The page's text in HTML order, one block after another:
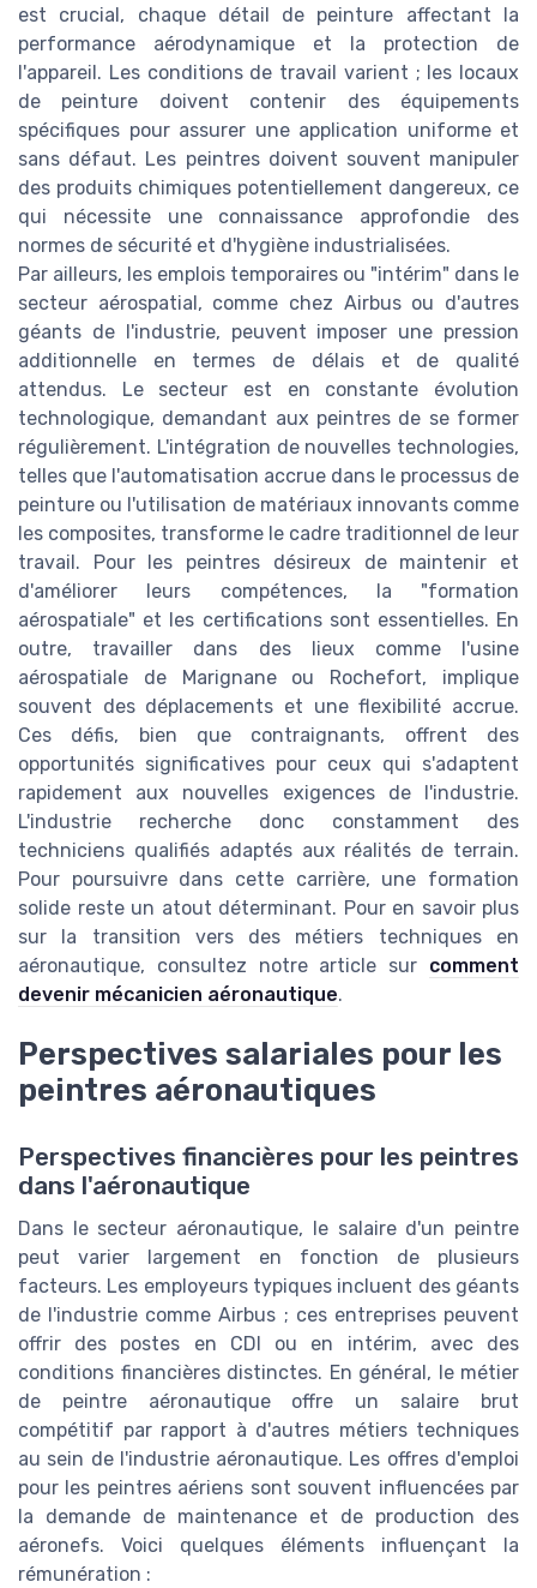
est crucial, chaque détail de peinture affectant la
performance aérodynamique et la protection de
l'appareil. Les conditions de travail varient ; les locaux
de peinture doivent contenir des équipements
spécifiques pour assurer une application uniforme et
sans défaut. Les peintres doivent souvent manipuler
des produits chimiques potentiellement dangereux, ce
qui nécessite une connaissance approfondie des
normes de sécurité et d'hygiène industrialisées.
Par ailleurs, les emplois temporaires ou "intérim" dans le
secteur aérospatial, comme chez Airbus ou d'autres
géants de l'industrie, peuvent imposer une pression
additionnelle en termes de délais et de qualité
attendus. Le secteur est en constante évolution
technologique, demandant aux peintres de se former
régulièrement. L'intégration de nouvelles technologies,
telles que l'automatisation accrue dans le processus de
peinture ou l'utilisation de matériaux innovants comme
les composites, transforme le cadre traditionnel de leur
travail. Pour les peintres désireux de maintenir et
d'améliorer leurs compétences, la "formation
aérospatiale" et les certifications sont essentielles. En
outre, travailler dans des lieux comme l'usine
aérospatiale de Marignane ou Rochefort, implique
souvent des déplacements et une flexibilité accrue.
Ces défis, bien que contraignants, offrent des
opportunités significatives pour ceux qui s'adaptent
rapidement aux nouvelles exigences de l'industrie.
L'industrie recherche donc constamment des
techniciens qualifiés adaptés aux réalités de terrain.
Pour poursuivre dans cette carrière, une formation
solide reste un atout déterminant. Pour en savoir plus
sur la transition vers des métiers techniques en
aéronautique, consultez notre article sur comment
devenir mécanicien aéronautique.
Perspectives salariales pour les
peintres aéronautiques
Perspectives financières pour les peintres
dans l'aéronautique
Dans le secteur aéronautique, le salaire d'un peintre
peut varier largement en fonction de plusieurs
facteurs. Les employeurs typiques incluent des géants
de l'industrie comme Airbus ; ces entreprises peuvent
offrir des postes en CDI ou en intérim, avec des
conditions financières distinctes. En général, le métier
de peintre aéronautique offre un salaire brut
compétitif par rapport à d'autres métiers techniques
au sein de l'industrie aéronautique. Les offres d'emploi
pour les peintres aériens sont souvent influencées par
la demande de maintenance et de production des
aéronefs. Voici quelques éléments influençant la
rémunération :